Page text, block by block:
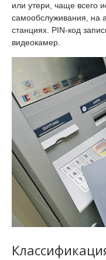
или утери, чаще всего
самообслуживания, на
станциях. PIN-код
видеокамер.